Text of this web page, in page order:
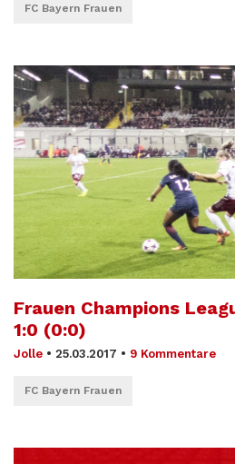
FC Bayern Frauen
Frauen Champions
1:0 (0:0)
Jolle • 25.03.2017 • 9 Kommentare
FC Bayern Frauen